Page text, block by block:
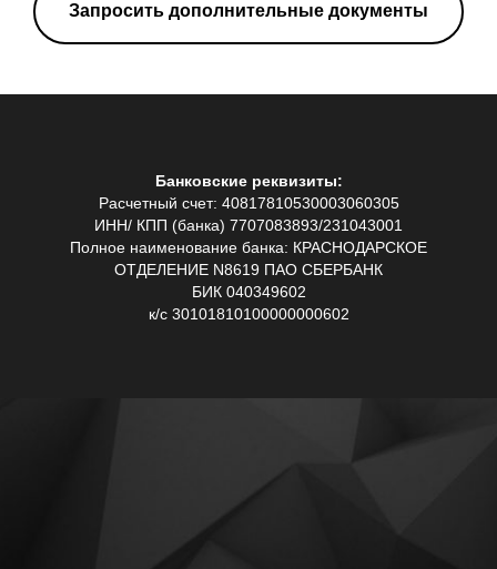
Запросить дополнительные документы
Банковские реквизиты:
Расчетный счет: 40817810530003060305
ИНН/ КПП (банка) 7707083893/231043001
Полное наименование банка: КРАСНОДАРСКОЕ
ОТДЕЛЕНИЕ N8619 ПАО СБЕРБАНК
БИК 040349602
к/с 30101810100000000602